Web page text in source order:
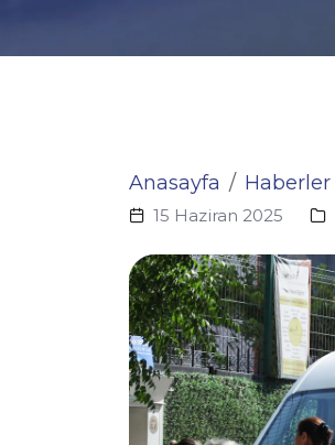
Anasayfa Haberler
15 Haziran 2025